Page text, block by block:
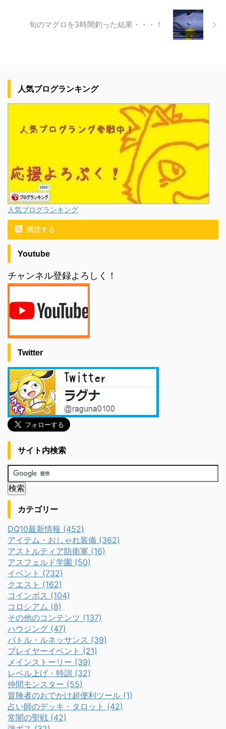
旬のマグロを3時間釣った結果・・・！
人気ブログランキング
人気ブログランキング
購読する
Youtube
チャンネル登録よろしく！
Twitter
サイト内検索
カテゴリー
DQ10最新情報 (452)
アイテム・おしゃれ装備 (362)
アストルティア防衛軍 (16)
アスフェルド学園 (50)
イベント (732)
クエスト (162)
コインボス (104)
コロシアム (8)
その他のコンテンツ (137)
ハウジング (47)
バトル・ルネッサンス (39)
プレイヤーイベント (21)
メインストーリー (39)
レベル上げ・特訓 (32)
仲間モンスター (55)
冒険者のおでかけ超便利ツール (1)
占い師のデッキ・タロット (42)
常闇の聖戦 (42)